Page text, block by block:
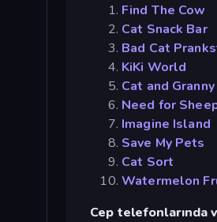
Find The Cow
Cat Snack Bar
Bad Cat
KiKi World
Cat and Granny
Need for
Imagine Island
Save My Pets
Cat Sort
Watermelon
Cep telefonlarında